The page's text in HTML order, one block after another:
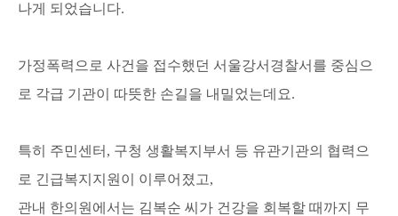
나게 되었습니다.
가정폭력으로 사건을 접수했던 서울강서경찰서를 중심으
로 각급 기관이 따뜻한 손길을 내밀었는데요.
특히 주민센터, 구청 생활복지부서 등 유관기관의 협력으
로 긴급복지지원이 이루어졌고,
관내 한의원에서는 김복순 씨가 건강을 회복할 때까지 무